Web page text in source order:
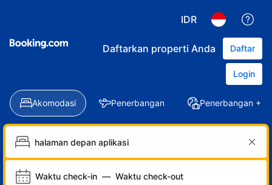
IDR
Daftarkan properti Anda Daftar
Login
Akomodasi Penerbangan Penerbangan +
Waktu check-in — Waktu check-out